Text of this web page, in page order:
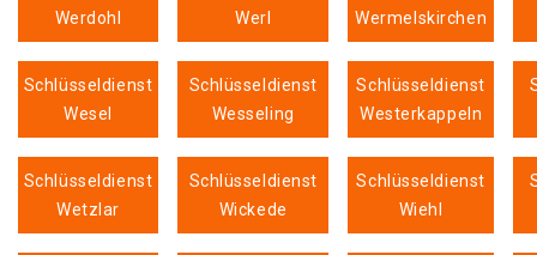
Werdohl
Werl
Wermelskirchen
Schlüsseldienst
Wesel
Schlüsseldienst
Wesseling
Schlüsseldienst
Westerkappeln
Schlüsseldienst
Wetzlar
Schlüsseldienst
Wickede
Schlüsseldienst
Wiehl